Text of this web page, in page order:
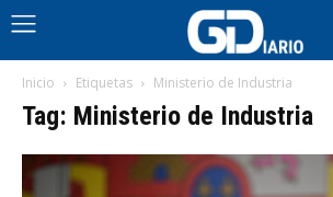
Inicio Etiquetas Ministerio de Industria
Tag: Ministerio de Industria